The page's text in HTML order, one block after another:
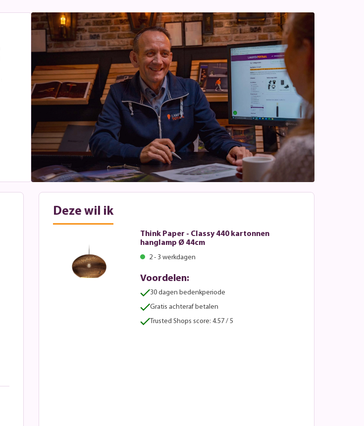
Deze wil ik
Think Paper - Classy 440 kartonnen
hanglamp Ø 44cm
2 - 3 werkdagen
Voordelen:
30 dagen bedenkperiode
Gratis achteraf betalen
Trusted Shops score: 4.57 / 5